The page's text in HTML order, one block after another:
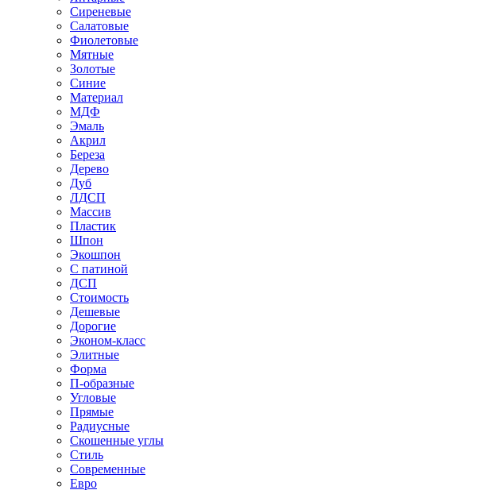
Сиреневые
Салатовые
Фиолетовые
Мятные
Золотые
Синие
Материал
МДФ
Эмаль
Акрил
Береза
Дерево
Дуб
ЛДСП
Массив
Пластик
Шпон
Экошпон
С патиной
ДСП
Стоимость
Дешевые
Дорогие
Эконом-класс
Элитные
Форма
П-образные
Угловые
Прямые
Радиусные
Скошенные углы
Стиль
Современные
Евро